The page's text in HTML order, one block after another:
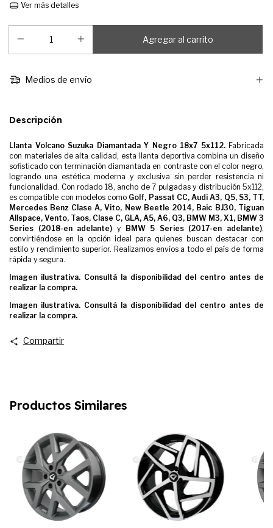
Ver más detalles
Medios de envío
Descripción
Llanta Volcano Suzuka Diamantada Y Negro 18x7 5x112.Fabricada
con materiales de alta calidad, esta llanta deportiva combina un diseño
sofisticado con terminación diamantada en contraste con el color negro,
logrando una estética moderna y exclusiva sin perder resistencia ni
funcionalidad. Con rodado 18, ancho de 7 pulgadas y distribución 5x112,
es compatible con modelos como Golf, Passat CC, Audi A3, Q5, S3, TT,
Mercedes Benz Clase A, Vito, New Beetle 2014, Baic BJ30, Tiguan
Allspace, Vento, Taos, Clase C, GLA, A5, A6, Q3, BMW M3, X1, BMW 3
Series (2018-en adelante) y BMW 5 Series (2017-en adelante),
convirtiéndose en la opción ideal para quienes buscan destacar con
estilo y rendimiento superior. Realizamos envíos a todo el país de forma
rápida y segura.
Imagen ilustrativa. Consultá la disponibilidad del centro antes de
realizar la compra.
Imagen ilustrativa. Consultá la disponibilidad del centro antes de
realizar la compra.
Compartir
Productos Similares